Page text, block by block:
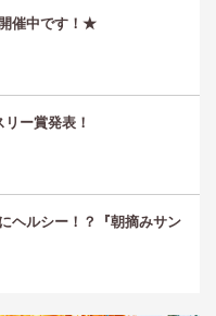
催中です！★
リー賞発表！
ヘルシー！？『朝摘みサン